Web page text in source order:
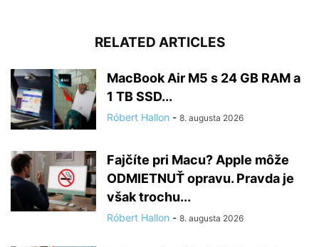
RELATED ARTICLES
MacBook Air M5 s 24 GB RAM a
1 TB SSD...
Róbert Hallon - 8. augusta 2026
Fajčíte pri Macu? Apple môže
ODMIETNUŤ opravu. Pravda je
však trochu...
Róbert Hallon - 8. augusta 2026